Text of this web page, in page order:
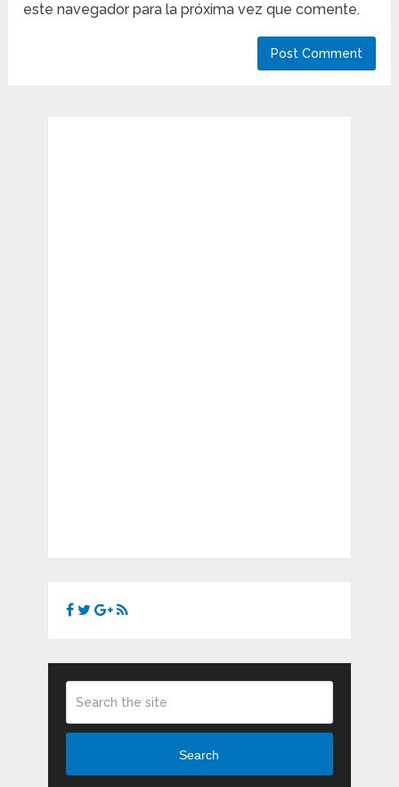
este navegador para la próxima vez que comente.
Search